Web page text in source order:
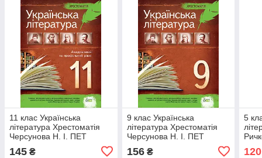
11 клас Українська
література Хрестоматія
Черсунова Н. І. ПЕТ
145 ₴
9 клас Українська
література Хрестоматія
Черсунова Н. І. ПЕТ
156₴
5
120